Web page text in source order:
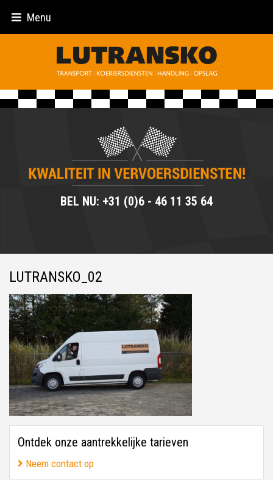
Menu
BEL NU: +31 (0)6 - 46 11 35 64
LUTRANSKO_02
Ontdek onze aantrekkelijke tarieven
Neem contact op